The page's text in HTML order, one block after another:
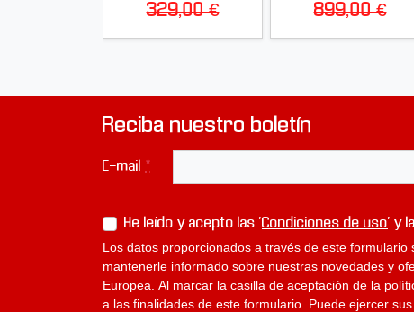
329,00 € 899,00 €
Reciba nuestro boletín
E-mail *
He leído y acepto las 'Condiciones de uso' y
Los datos proporcionados a través de este
mantenerle informado sobre nuestras novedades y
Europea. Al marcar la casilla de aceptación de la
a las finalidades de este formulario. Puede ejercer